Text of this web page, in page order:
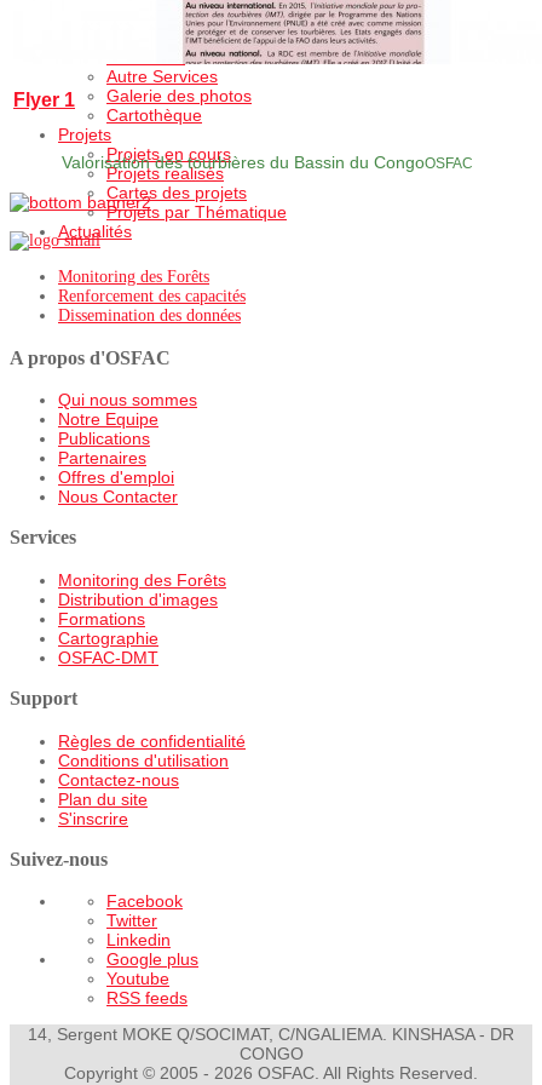
OSFAC-DMT Desktop
Autre Services
Galerie des photos
Cartothèque
Projets
Projets en cours
Projets realisés
Cartes des projets
Projets par Thématique
Actualités
Flyer 1
Valorisation des tourbières du Bassin du CongoOSFAC
Monitoring des Forêts
Renforcement des capacités
Dissemination des données
A propos d'OSFAC
Qui nous sommes
Notre Equipe
Publications
Partenaires
Offres d'emploi
Nous Contacter
Services
Monitoring des Forêts
Distribution d'images
Formations
Cartographie
OSFAC-DMT
Support
Règles de confidentialité
Conditions d'utilisation
Contactez-nous
Plan du site
S'inscrire
Suivez-nous
Facebook
Twitter
Linkedin
Google plus
Youtube
RSS feeds
14, Sergent MOKE Q/SOCIMAT, C/NGALIEMA. KINSHASA - DR
CONGO
Copyright © 2005 - 2026 OSFAC. All Rights Reserved.